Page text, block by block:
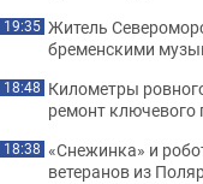
19:35 Житель
бременскими
18:48 Километры
ремонт ключевого
18:38 «Снежинка» и
ветеранов из